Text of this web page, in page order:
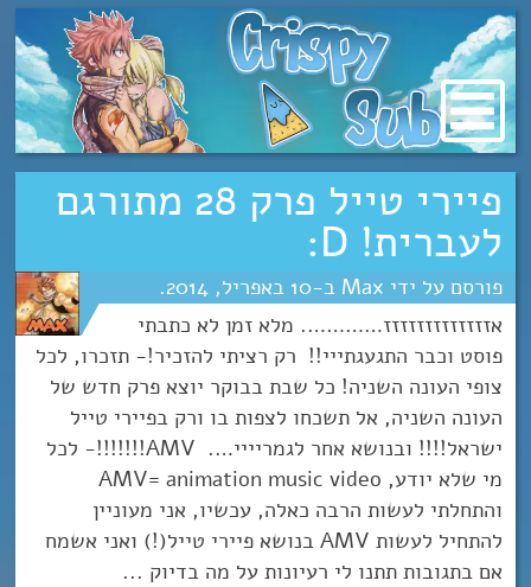
מעבר
לתוכן
פיירי טייל פרק 28 מתורגם
לעברית! D:
Max
10 אפריל 2014
אזזזזזזזזזזזזז…………. מלא זמן לא כתבתי
פוסט וכבר התגעגתייי!! רק רציתי להזכיר!- תזכרו, לכל
צופי העונה השניה! כל שבת בבוקר יוצא פרק חדש של
העונה השניה, אל תשכחו לצפות בו ורק בפיירי טייל
ישראל!!!! ובנושא אחר לגמריייי…. AMV!!!!!!!- לכל
מי שלא יודע, AMV= animation music video
והתחלתי לעשות הרבה כאלה, עכשיו, אני מעוניין
להתחיל לעשות AMV בנושא פיירי טייל(!) ואני אשמח
אם בתגובות תתנו לי רעיונות על מה בדיוק ...